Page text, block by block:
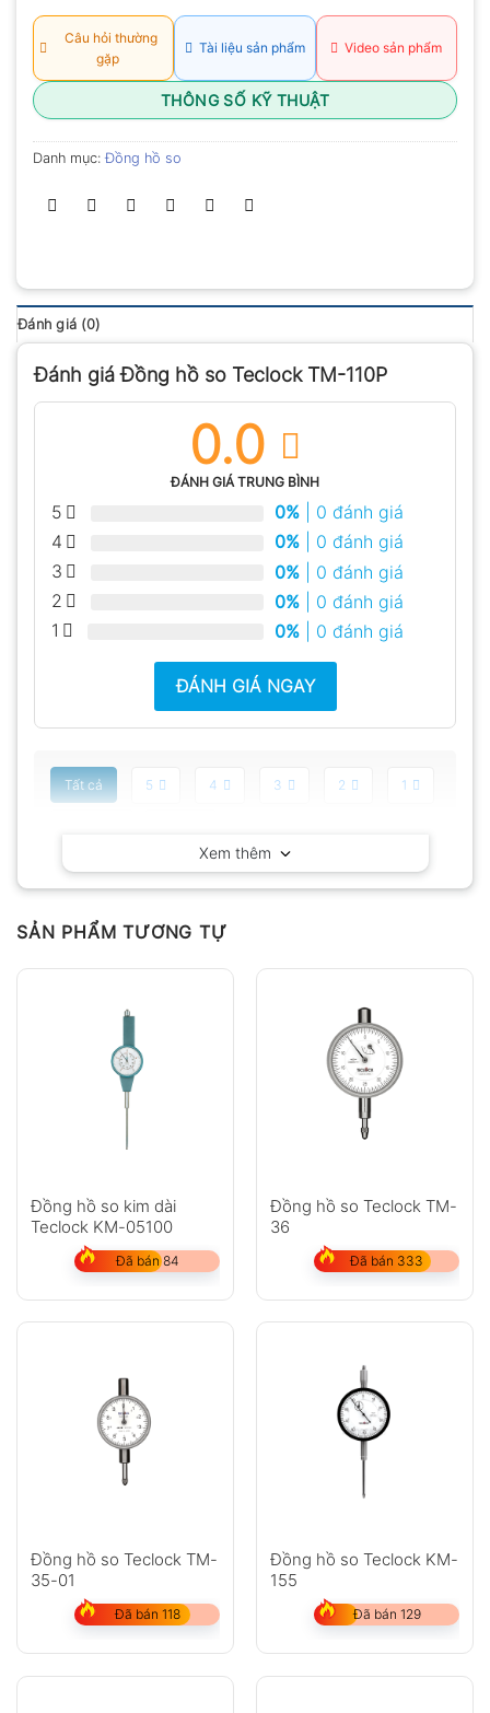
Câu hỏi thường
gặp
Tài liệu sản phẩm Video sản phẩm
THÔNG SỐ KỸ THUẬT
Danh mục:Đồng hồ so
Đánh giá (0)
Đánh giá Đồng hồ so Teclock TM-110P
0.0
ĐÁNH GIÁ TRUNG BÌNH
5 0% | 0 đánh giá
4
0% | 0 đánh giá
3
0% | 0 đánh giá
2
0% | 0 đánh giá
1
0% | 0 đánh giá
ĐÁNH GIÁ NGAY
Tất cả 5 4 3 2 1
Chưa có đánh giá nào.
Không có bình luận nào
Xem thêm
SẢN PHẨM TƯƠNG TỰ
Đồng hồ so kim dài
Teclock KM-05100
Đã bán 84
Đồng hồ so Teclock TM-
36
Đã bán 333
Đồng hồ so Teclock TM-
35-01
Đã bán 118
Đồng hồ so Teclock KM-
155
Đã bán 129